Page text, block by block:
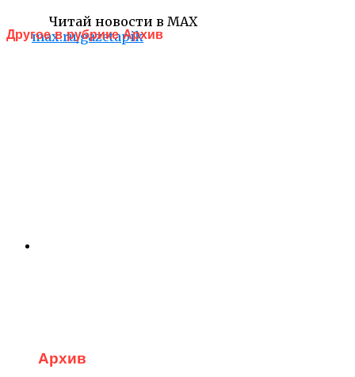
Читай новости в MAX
max.ru/gazetapik
Другое в рубрике Архив
Архив